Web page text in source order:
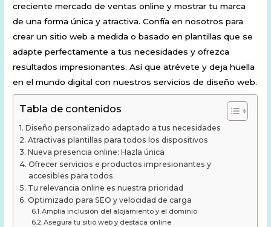
creciente mercado de ventas online y mostrar tu marca
de una forma única y atractiva. Confía en nosotros para
crear un sitio web a medida o basado en plantillas que se
adapte perfectamente a tus necesidades y ofrezca
resultados impresionantes. Así que atrévete y deja huella
en el mundo digital con nuestros servicios de diseño web.
Tabla de contenidos
Diseño personalizado adaptado a tus necesidades
Atractivas plantillas para todos los dispositivos
Nueva presencia online: Hazla única
Ofrecer servicios e productos impresionantes y
accesibles para todos
Tu relevancia online es nuestra prioridad
Optimizado para SEO y velocidad de carga
Amplia inclusión del alojamiento y el dominio
Asegura tu sitio web y destaca online